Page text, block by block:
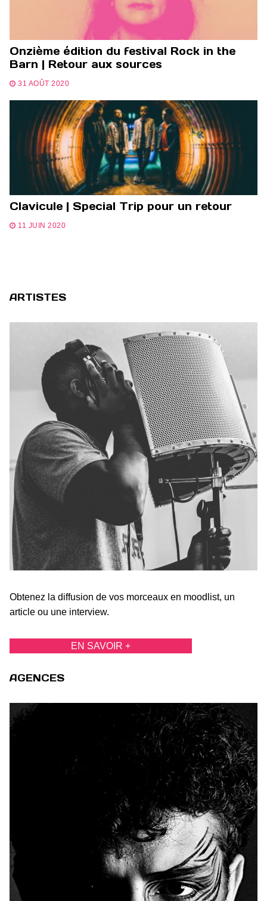
Onzième édition du festival Rock in the
Barn | Retour aux sources
31 AOÛT 2020
Clavicule | Special Trip pour un retour
11 JUIN 2020
ARTISTES
Obtenez la diffusion de vos morceaux en moodlist, un
article ou une interview.
EN SAVOIR +
AGENCES